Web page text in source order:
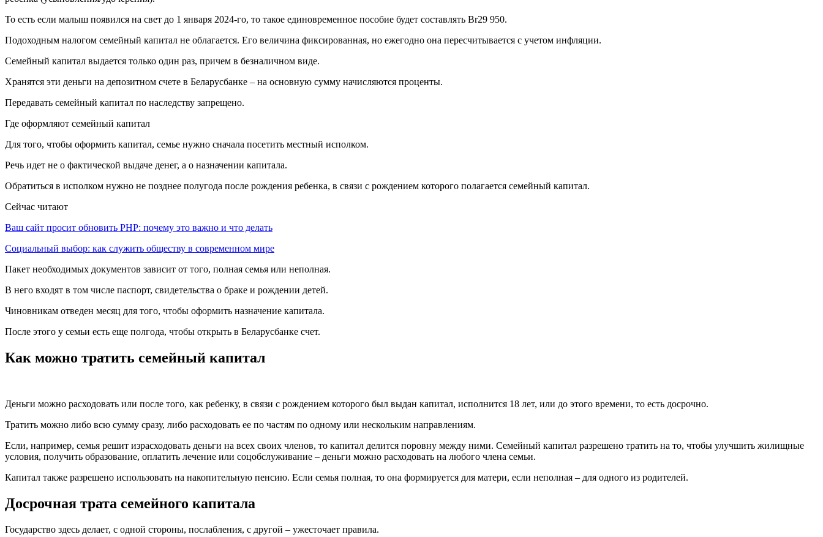
То есть если малыш появился на свет до 1 января 2024-го, то такое единовременное пособие будет составлять Br29 950.
Подоходным налогом семейный капитал не облагается. Его величина фиксированная, но ежегодно она пересчитывается с учетом инфляции.
Семейный капитал выдается только один раз, причем в безналичном виде.
Хранятся эти деньги на депозитном счете в Беларусбанке – на основную сумму начисляются проценты.
Передавать семейный капитал по наследству запрещено.
Где оформляют семейный капитал
Для того, чтобы оформить капитал, семье нужно сначала посетить местный исполком.
Речь идет не о фактической выдаче денег, а о назначении капитала.
Обратиться в исполком нужно не позднее полугода после рождения ребенка, в связи с рождением которого полагается семейный капитал.
Сейчас читают
Ваш сайт просит обновить PHP: почему это важно и что делать
Социальный выбор: как служить обществу в современном мире
Пакет необходимых документов зависит от того, полная семья или неполная.
В него входят в том числе паспорт, свидетельства о браке и рождении детей.
Чиновникам отведен месяц для того, чтобы оформить назначение капитала.
После этого у семьи есть еще полгода, чтобы открыть в Беларусбанке счет.
Как можно тратить семейный капитал
Деньги можно расходовать или после того, как ребенку, в связи с рождением которого был выдан капитал, исполнится 18 лет, или до этого времени, то есть досрочно.
Тратить можно либо всю сумму сразу, либо расходовать ее по частям по одному или нескольким направлениям.
Если, например, семья решит израсходовать деньги на всех своих членов, то капитал делится поровну между ними. Семейный капитал разрешено тратить на то, чтобы улучшить жилищные
условия, получить образование, оплатить лечение или соцобслуживание – деньги можно расходовать на любого члена семьи.
Капитал также разрешено использовать на накопительную пенсию. Если семья полная, то она формируется для матери, если неполная – для одного из родителей.
Досрочная трата семейного капитала
Государство здесь делает, с одной стороны, послабления, с другой – ужесточает правила.